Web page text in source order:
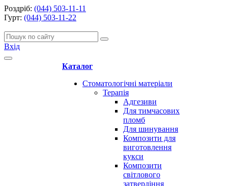
Роздріб: (044) 503-11-11
Гурт: (044) 503-11-22
Вхід
Каталог
Стоматологічні матеріали
Терапія
Адгезиви
Для тимчасових
пломб
Для шинування
Композити для
виготовлення
кукси
Композити
світлового
затвердіння